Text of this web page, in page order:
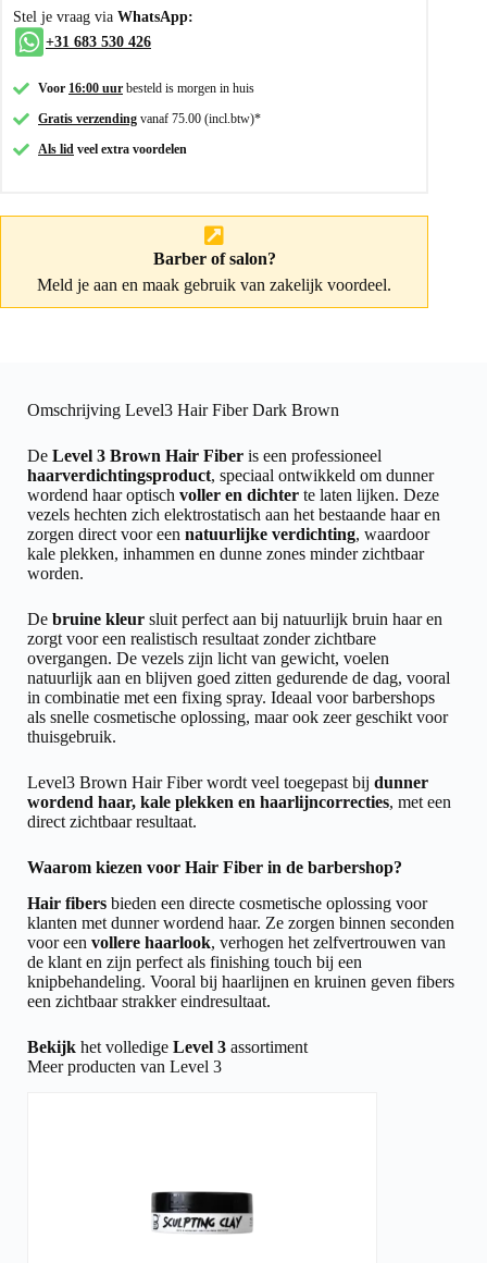
Stel je vraag via WhatsApp:
+31 683 530 426
Voor 16:00 uur besteld is morgen in huis
Gratis verzending vanaf 75.00 (incl.btw)*
Als lid veel extra voordelen
Barber of salon?
Meld je aan en maak gebruik van zakelijk voordeel.
Omschrijving Level3 Hair Fiber Dark Brown
De Level 3 Brown Hair Fiber is een professioneel
haarverdichtingsproduct, speciaal ontwikkeld om dunner
wordend haar optisch voller en dichter te laten lijken. Deze
vezels hechten zich elektrostatisch aan het bestaande haar en
zorgen direct voor een natuurlijke verdichting, waardoor
kale plekken, inhammen en dunne zones minder zichtbaar
worden.
De bruine kleur sluit perfect aan bij natuurlijk bruin haar en
zorgt voor een realistisch resultaat zonder zichtbare
overgangen. De vezels zijn licht van gewicht, voelen
natuurlijk aan en blijven goed zitten gedurende de dag, vooral
in combinatie met een fixing spray. Ideaal voor barbershops
als snelle cosmetische oplossing, maar ook zeer geschikt voor
thuisgebruik.
Level3 Brown Hair Fiber wordt veel toegepast bij dunner
wordend haar, kale plekken en haarlijncorrecties, met een
direct zichtbaar resultaat.
Waarom kiezen voor Hair Fiber in de barbershop?
Hair fibers bieden een directe cosmetische oplossing voor
klanten met dunner wordend haar. Ze zorgen binnen seconden
voor een vollere haarlook, verhogen het zelfvertrouwen van
de klant en zijn perfect als finishing touch bij een
knipbehandeling. Vooral bij haarlijnen en kruinen geven fibers
een zichtbaar strakker eindresultaat.
Bekijk het volledige Level 3 assortiment
Meer producten van Level 3